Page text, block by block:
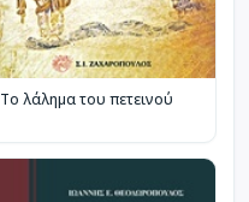
Το λάλημα του πετεινού